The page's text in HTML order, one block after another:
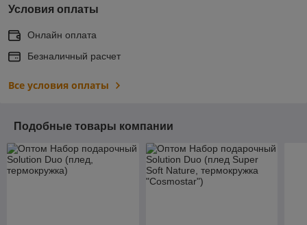
Условия оплаты
Онлайн оплата
Безналичный расчет
Все условия оплаты
Подобные товары компании